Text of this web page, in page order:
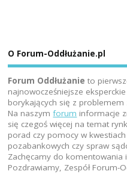
O Forum-Oddłużanie.pl
Forum Oddłużanie to
najnowocześniejsze
borykających się z problemem
Na naszymforum informacje
się czegoś więcej na temat
porad czy pomocy w
pozabankowych czy spraw
Zachęcamy do komentowania
Pozdrawiamy, Zespół Forum-